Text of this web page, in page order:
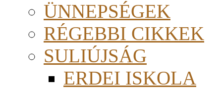
ÜNNEPSÉGEK
RÉGEBBI CIKKEK
SULIÚJSÁG
ERDEI ISKOLA